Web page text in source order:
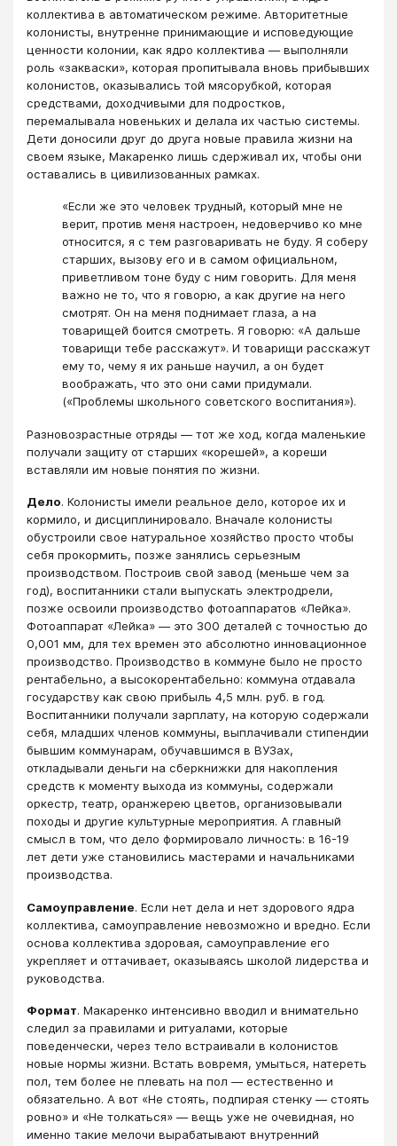
коллектива в автоматическом режиме. Авторитетные
колонисты, внутренне принимающие и исповедующие
ценности колонии, как ядро коллектива — выполняли
роль «закваски», которая пропитывала вновь прибывших
колонистов, оказывались той мясорубкой, которая
средствами, доходчивыми для подростков,
перемалывала новеньких и делала их частью системы.
Дети доносили друг до друга новые правила жизни на
своем языке, Макаренко лишь сдерживал их, чтобы они
оставались в цивилизованных рамках.
«Если же это человек трудный, который мне не
верит, против меня настроен, недоверчиво ко мне
относится, я с тем разговаривать не буду. Я соберу
старших, вызову его и в самом официальном,
приветливом тоне буду с ним говорить. Для меня
важно не то, что я говорю, а как другие на него
смотрят. Он на меня поднимает глаза, а на
товарищей боится смотреть. Я говорю: «А дальше
товарищи тебе расскажут». И товарищи расскажут
ему то, чему я их раньше научил, а он будет
воображать, что это они сами придумали.
(«Проблемы школьного советского воспитания»).
Разновозрастные отряды — тот же ход, когда маленькие
получали защиту от старших «корешей», а кореши
вставляли им новые понятия по жизни.
Дело. Колонисты имели реальное дело, которое их и
кормило, и дисциплинировало. Вначале колонисты
обустроили свое натуральное хозяйство просто чтобы
себя прокормить, позже занялись серьезным
производством. Построив свой завод (меньше чем за
год), воспитанники стали выпускать электродрели,
позже освоили производство фотоаппаратов «Лейка».
Фотоаппарат «Лейка» — это 300 деталей с точностью до
0,001 мм, для тех времен это абсолютно инновационное
производство. Производство в коммуне было не просто
рентабельно, а высокорентабельно: коммуна отдавала
государству как свою прибыль 4,5 млн. руб. в год.
Воспитанники получали зарплату, на которую содержали
себя, младших членов коммуны, выплачивали стипендии
бывшим коммунарам, обучавшимся в ВУЗах,
откладывали деньги на сберкнижки для накопления
средств к моменту выхода из коммуны, содержали
оркестр, театр, оранжерею цветов, организовывали
походы и другие культурные мероприятия. А главный
смысл в том, что дело формировало личность: в 16-19
лет дети уже становились мастерами и начальниками
производства.
Самоуправление. Если нет дела и нет здорового ядра
коллектива, самоуправление невозможно и вредно. Если
основа коллектива здоровая, самоуправление его
укрепляет и оттачивает, оказываясь школой лидерства и
руководства.
Формат. Макаренко интенсивно вводил и внимательно
следил за правилами и ритуалами, которые
поведенчески, через тело встраивали в колонистов
новые нормы жизни. Встать вовремя, умыться, натереть
пол, тем более не плевать на пол — естественно и
обязательно. А вот «Не стоять, подпирая стенку — стоять
ровно» и «Не толкаться» — вещь уже не очевидная, но
именно такие мелочи вырабатывают внутренний